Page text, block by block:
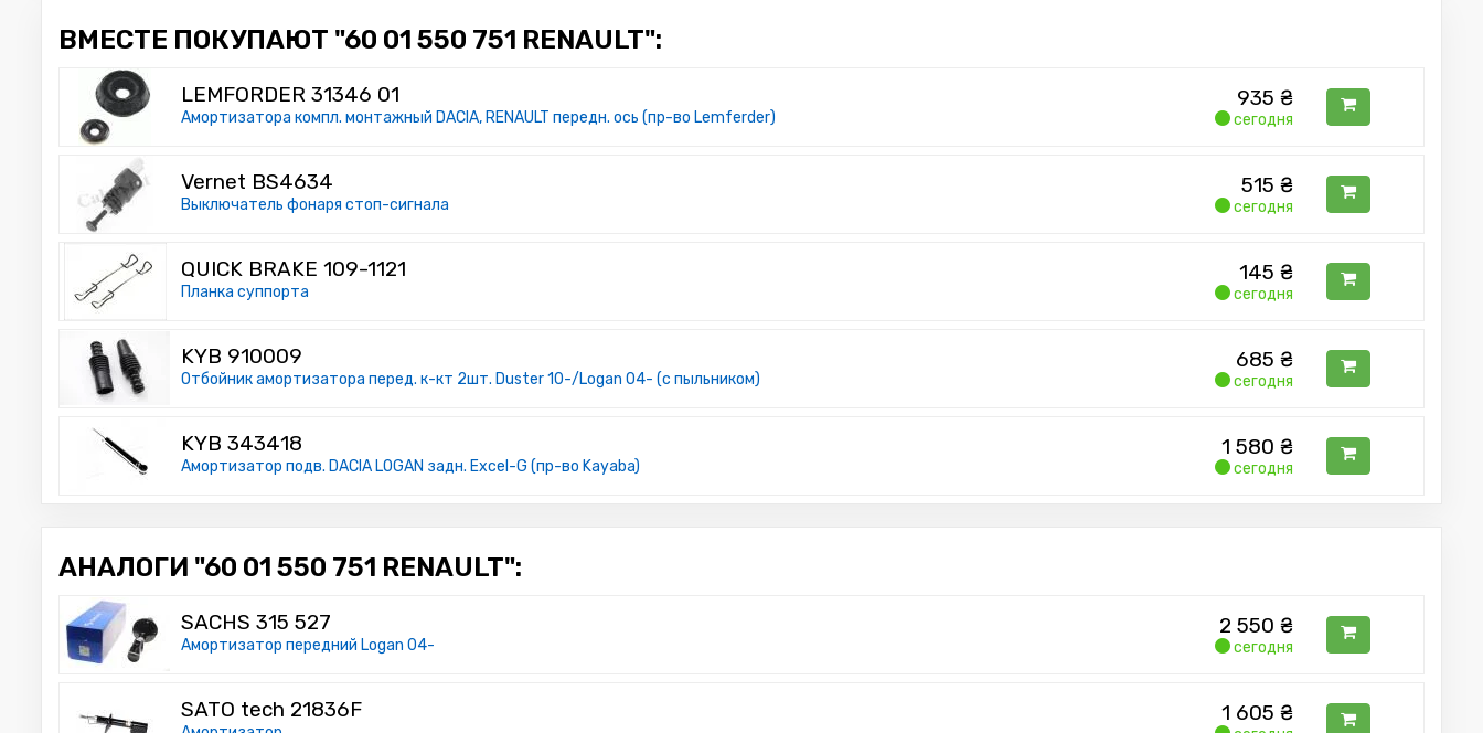
ВМЕСТЕ ПОКУПАЮТ "60 01 550 751 RENAULT":
LEMFORDER 31346 01
Амортизатора компл. монтажный DACIA, RENAULT передн. ось (пр-во Lemferder)
935 ₴
сегодня
Vernet BS4634
Выключатель фонаря стоп-сигнала
515 ₴
сегодня
QUICK BRAKE 109-1121
Планка суппорта
145 ₴
сегодня
KYB 910009
Отбойник амортизатора перед. к-кт 2шт. Duster 10-/Logan 04- (с пыльником)
685 ₴
сегодня
KYB 343418
Амортизатор подв. DACIA LOGAN задн. Excel-G (пр-во Kayaba)
1 580 ₴
сегодня
АНАЛОГИ "60 01 550 751 RENAULT":
SACHS 315 527
Амортизатор передний Logan 04-
2 550 ₴
сегодня
SATO tech 21836F 1 605 ₴